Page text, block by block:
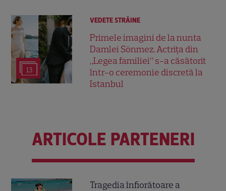
13
VEDETE STRĂINE
Primele imagini de la nunta
Damlei Sönmez. Actrița din
„Legea familiei” s-a căsătorit
într-o ceremonie discretă la
Istanbul
ARTICOLE PARTENERI
Tragedia înfiorătoare a